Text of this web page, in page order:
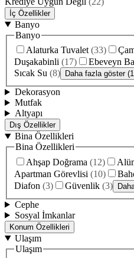
İç Özellikler
Banyo
Banyo
Alaturka Tuvalet (33)
Duşakabinli (17) Ebeveyn
Sıcak Su (8) Daha fazla göster
Dekorasyon
Mutfak
Altyapı
Dış Özellikler
Bina Özellikleri
Bina Özellikleri
Ahşap Doğrama (12)
Apartman Görevlisi (10)
Diafon (3) Güvenlik (3)
Cephe
Sosyal İmkanlar
Konum Özellikleri
Ulaşım
Ulaşım